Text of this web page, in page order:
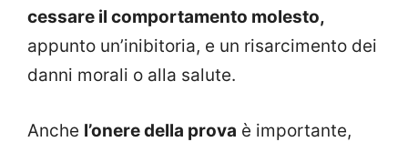
cessare il comportamento molesto,
appunto un’inibitoria, e un risarcimento dei
danni morali o alla salute.
Anche l’onere della prova è importante,